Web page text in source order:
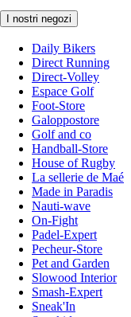
I nostri negozi
Daily Bikers
Direct Running
Direct-Volley
Espace Golf
Foot-Store
Galoppostore
Golf and co
Handball-Store
House of Rugby
La sellerie de Maé
Made in Paradis
Nauti-wave
On-Fight
Padel-Expert
Pecheur-Store
Pet and Garden
Slowood Interior
Smash-Expert
Sneak'In